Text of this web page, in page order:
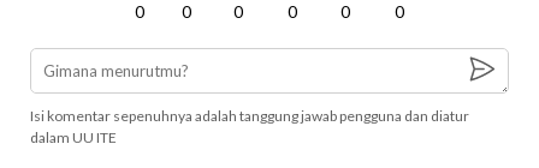
0 0 0 0 0 0
Isi komentar sepenuhnya adalah tanggung jawab pengguna dan diatur
dalam UU ITE